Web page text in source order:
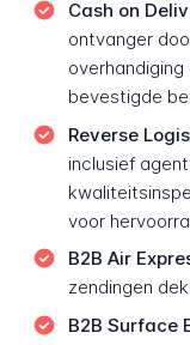
Cash on
ontvanger
bevestigde
Reverse
inclusief
voor
B2B Air
zendingen
B2B Surface